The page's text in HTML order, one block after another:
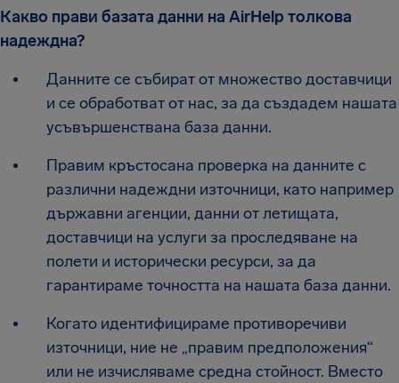
Какво прави базата данни на AirHelp толкова
надеждна?
Данните се събират от множество доставчици
и се обработват от нас, за да създадем нашата
усъвършенствана база данни.
Правим кръстосана проверка на данните с
различни надеждни източници, като например
държавни агенции, данни от летищата,
доставчици на услуги за проследяване на
полети и исторически ресурси, за да
гарантираме точността на нашата база данни.
Когато идентифицираме противоречиви
източници, ние не „правим предположения“
или не изчисляваме средна стойност. Вместо